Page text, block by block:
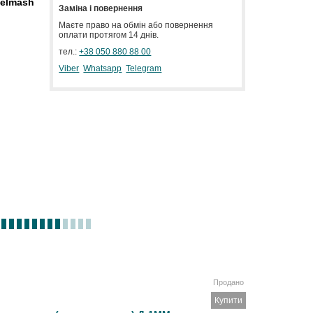
Заміна і повернення
Маєте право на обмін або повернення
оплати протягом 14 днів.
тел.:+38 050 880 88 00
Viber Whatsapp Telegram
Продано
Купити